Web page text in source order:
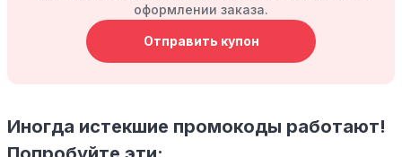
оформлении заказа.
Отправить купон
Иногда истекшие промокоды работают!